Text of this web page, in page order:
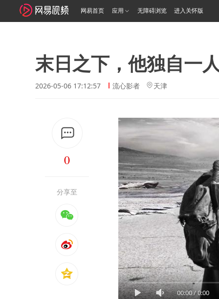
网易首页 应用 无障碍浏览 进入关怀版
末日之下，他独自一
2026-05-06 17:12:57 流心影者 天津
0
分享至
00:00/0:00